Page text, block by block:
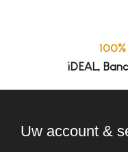
iDEAL,
Uw account &